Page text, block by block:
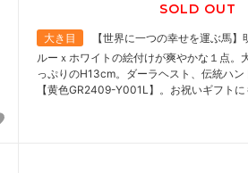
SOLD OUT
大き目
【世界に一つの幸せを運ぶ馬
ルーｘホワイトの絵付けが爽やかな１点。
っぷりのH13cm。ダーラヘスト、伝統ハン
【黄色GR2409-Y001L】。お祝いギフトに